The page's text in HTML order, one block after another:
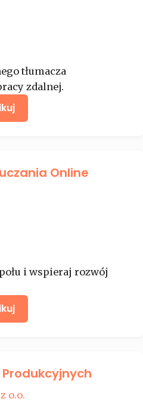
tłumacza
zdalnej.
Online
i wspieraj rozwój
o.o.